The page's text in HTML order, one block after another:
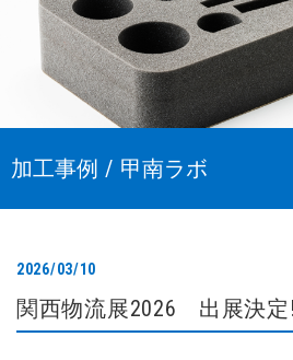
加工事例 / 甲南ラボ
2026/03/10
関西物流展2026 出展決定!!